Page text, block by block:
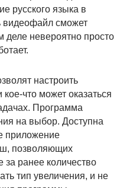
русского языка в
видеофайл сможет
невероятно просто
настроить
что может оказаться
Программа
на выбор. Доступна
приложение
позволяющих
ранее количество
тип увеличения, и не